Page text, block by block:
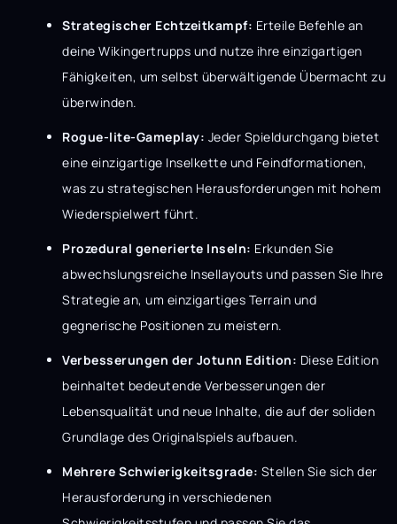
Strategischer Echtzeitkampf: Erteile Befehle an
deine Wikingertrupps und nutze ihre einzigartigen
Fähigkeiten, um selbst überwältigende Übermacht zu
überwinden.
Rogue-lite-Gameplay: Jeder Spieldurchgang bietet
eine einzigartige Inselkette und Feindformationen,
was zu strategischen Herausforderungen mit hohem
Wiederspielwert führt.
Prozedural generierte Inseln: Erkunden Sie
abwechslungsreiche Insellayouts und passen Sie Ihre
Strategie an, um einzigartiges Terrain und
gegnerische Positionen zu meistern.
Verbesserungen der Jotunn Edition: Diese Edition
beinhaltet bedeutende Verbesserungen der
Lebensqualität und neue Inhalte, die auf der soliden
Grundlage des Originalspiels aufbauen.
Mehrere Schwierigkeitsgrade: Stellen Sie sich der
Herausforderung in verschiedenen